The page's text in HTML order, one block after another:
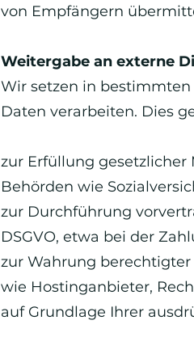
von Empfängern
Weitergabe an externe
Wir setzen in
Daten verarbeiten. Dies
zur Erfüllung gesetzlicher
Behörden wie
zur Durchführung
DSGVO, etwa bei der
zur Wahrung berechtigter
wie Hostinganbieter,
auf Grundlage Ihrer